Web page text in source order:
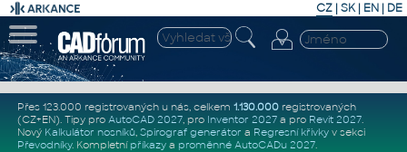
CZ | SK| EN | DE
Přes 123.000 registrovaných u nás, celkem 1.130.000registrovaných
(CZ+EN). Tipy pro AutoCAD 2027, pro Inventor 2027a pro Revit 2027.
Nový Kalkulátor nosníků, Spirograf generátor a Regresní křivkyv sekci
Převodníky. Kompletní příkazya proměnné AutoCADu 2027.